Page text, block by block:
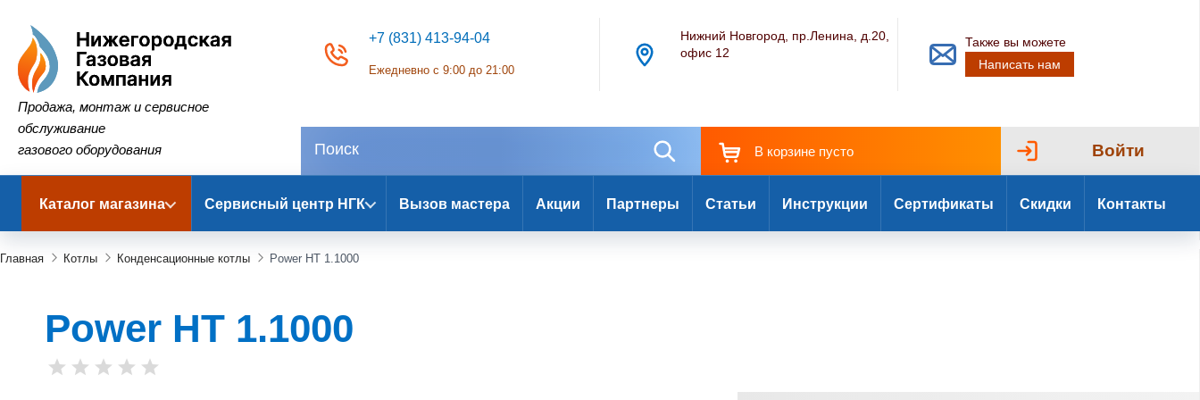
Нижегородская Газовая Компания
Продажа, монтаж и сервисное
обслуживание
газового оборудования
+7 (831) 413-94-04
Ежедневно с 9:00 до 21:00
Нижний Новгород, пр.Ленина, д.20,
офис 12
Также вы можете
Написать нам
В корзине пусто Войти
Каталог магазина Сервисный центр НГК Вызов мастера Акции Партнеры Статьи Инструкции Сертификаты Скидки Контакты
Главная Котлы Конденсационные котлы Power HT 1.1000
Power HT 1.1000